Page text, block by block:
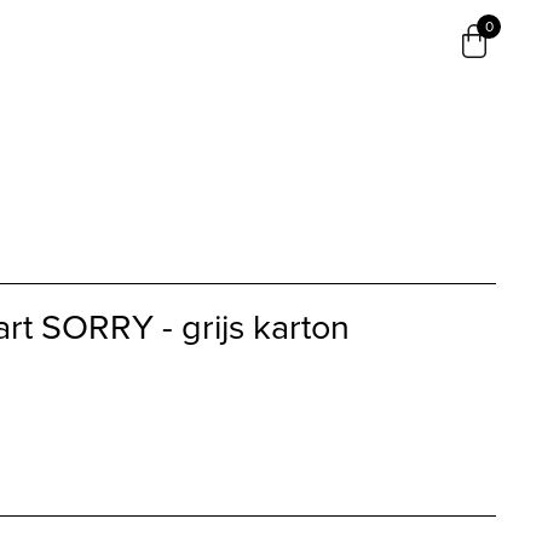
0
SORRY - grijs karton